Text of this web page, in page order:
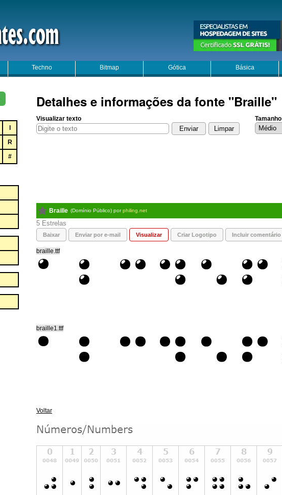
Techno Bitmap Gótica Básica
R
#
Detalhes e informações da fonte "Braille"
Visualizar texto Tamanho
Braille (Domínio Público) porphiling.net
5
Baixar Enviar por e-mail Visualizar Criar Logotipo Incluir comentário
braille.ttf
braille1.ttf
Voltar